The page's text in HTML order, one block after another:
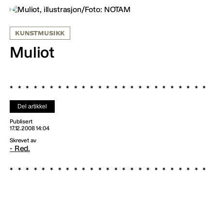
KUNSTMUSIKK
Muliot
Del artikkel
Publisert
17.12.2008 14:04
Skrevet av
- Red.